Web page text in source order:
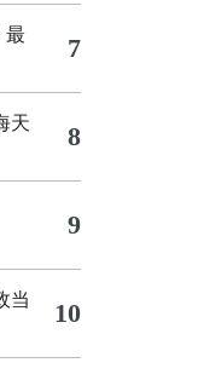
最
7
天
8
9
当
10